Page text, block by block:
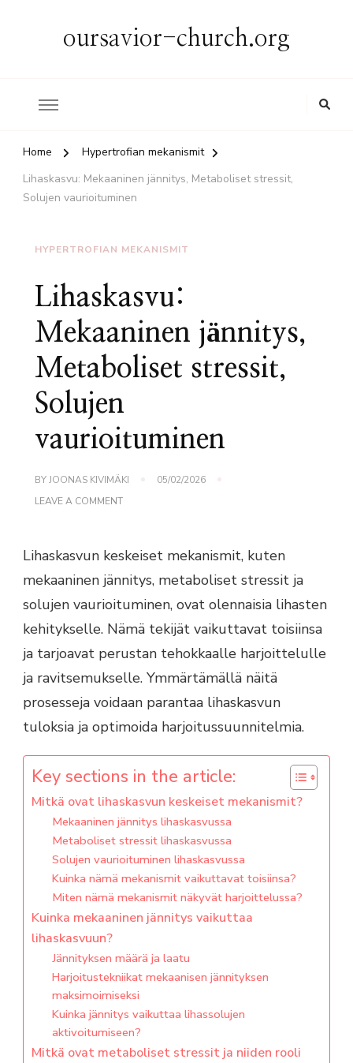
oursavior-church.org
Home
Hypertrofian mekanismit
Lihaskasvu: Mekaaninen jännitys, Metaboliset stressit,
Solujen vaurioituminen
HYPERTROFIAN MEKANISMIT
Lihaskasvu:
Mekaaninen jännitys,
Metaboliset stressit,
Solujen
vaurioituminen
BYJOONAS KIVIMÄKI
05/02/2026
LEAVE A COMMENTON
METABOLISET
SOLUJEN
Lihaskasvun keskeiset mekanismit, kuten
mekaaninen jännitys, metaboliset stressit ja
solujen vaurioituminen, ovat olennaisia lihasten
kehitykselle. Nämä tekijät vaikuttavat toisiinsa
ja tarjoavat perustan tehokkaalle harjoittelulle
ja ravitsemukselle. Ymmärtämällä näitä
prosesseja voidaan parantaa lihaskasvun
tuloksia ja optimoida harjoitussuunnitelmia.
Key sections in the article:
Mitkä ovat lihaskasvun keskeiset mekanismit?
Mekaaninen jännitys lihaskasvussa
Metaboliset stressit lihaskasvussa
Solujen vaurioituminen lihaskasvussa
Kuinka nämä mekanismit vaikuttavat toisiinsa?
Miten nämä mekanismit näkyvät harjoittelussa?
Kuinka mekaaninen jännitys vaikuttaa
lihaskasvuun?
Jännityksen määrä ja laatu
Harjoitustekniikat mekaanisen jännityksen
maksimoimiseksi
Kuinka jännitys vaikuttaa lihassolujen
aktivoitumiseen?
Mitkä ovat metaboliset stressit ja niiden rooli